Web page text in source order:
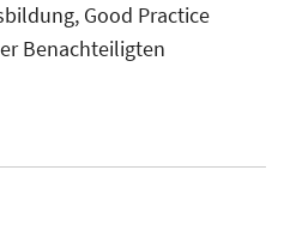
Fenster
öffnen
Good Practice
Benachteiligten